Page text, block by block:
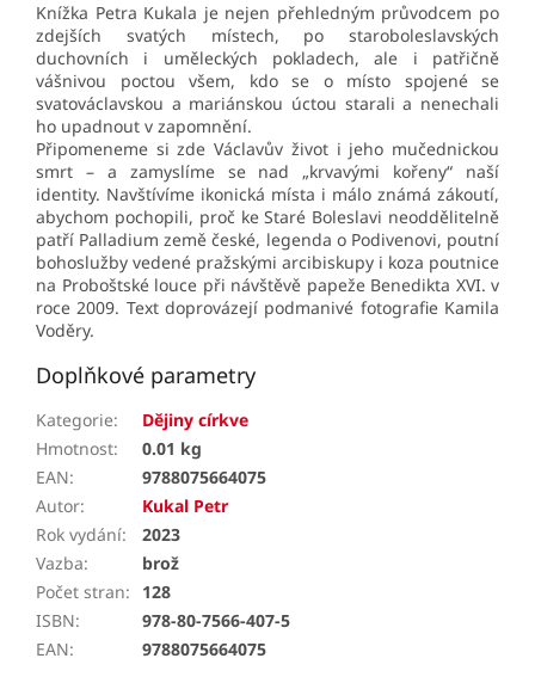
Knížka Petra Kukala je nejen přehledným průvodcem po
zdejších svatých místech, po staroboleslavských
duchovních i uměleckých pokladech, ale i patřičně
vášnivou poctou všem, kdo se o místo spojené se
svatováclavskou a mariánskou úctou starali a nenechali
ho upadnout v zapomnění.
Připomeneme si zde Václavův život i jeho mučednickou
smrt – a zamyslíme se nad „krvavými kořeny“ naší
identity. Navštívíme ikonická místa i málo známá zákoutí,
abychom pochopili, proč ke Staré Boleslavi neoddělitelně
patří Palladium země české, legenda o Podivenovi, poutní
bohoslužby vedené pražskými arcibiskupy i koza poutnice
na Proboštské louce při návštěvě papeže Benedikta XVI. v
roce 2009. Text doprovázejí podmanivé fotografie Kamila
Voděry.
Doplňkové parametry
Kategorie:
Dějiny církve
Hmotnost:
0.01 kg
EAN:
9788075664075
Autor:
Kukal Petr
Rok vydání:
2023
Vazba:
brož
Počet stran:
128
ISBN:
978-80-7566-407-5
EAN: 9788075664075